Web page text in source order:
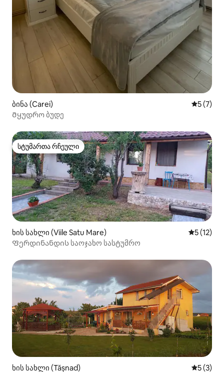
ბინა (Carei)
5 (7)
Მყუდრო ბუდე
სტუმართა რჩეული
სტუმართა რჩეული
ხის სახლი (Viile Satu Mare) საშუალო
5 (12)
Ფერდინანდის საოჯახო სასტუმრო
ხის სახლი (Tășnad)
5 (3)